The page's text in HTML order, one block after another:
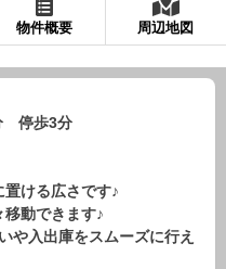
物件概要 周辺地図
停歩3分
ける広さです♪
動できます♪
や入出庫をスムーズに行え
木更津支店
東京支店
トマップ